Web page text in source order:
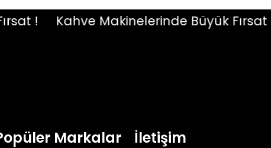
! Kahve Makinelerinde Büyük Fırsat !
Markalar İletişim